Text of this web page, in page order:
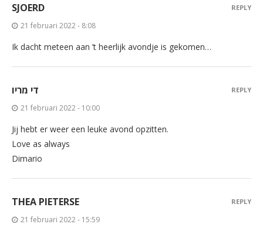
SJOERD
21 februari 2022 - 8:08
Ik dacht meteen aan ’t heerlijk avondje is gekomen…
REPLY
די מריו
21 februari 2022 - 10:00
Jij hebt er weer een leuke avond opzitten.
Love as always
Dimario
REPLY
THEA PIETERSE
21 februari 2022 - 15:59
REPLY